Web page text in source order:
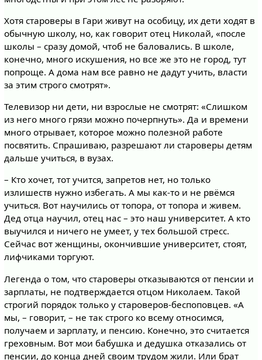
Хотя староверы в Гари живут на особицу, их дети ходят в
обычную школу, но, как говорит отец Николай, «после
школы – сразу домой, чтоб не баловались. В школе,
конечно, много искушения, но все же это не город, тут
попроще. А дома нам все равно не дадут учить, власти
за этим строго смотрят».
Телевизор ни дети, ни взрослые не смотрят: «Слишком
из него много грязи можно почерпнуть». Да и времени
много отрывает, которое можно полезной работе
посвятить. Спрашиваю, разрешают ли староверы детям
дальше учиться, в вузах.
– Кто хочет, тот учится, запретов нет, но только
излишеств нужно избегать. А мы как-то и не рвёмся
учиться. Вот научились от топора, от топора и живем.
Дед отца научил, отец нас – это наш университет. А кто
выучился и ничего не умеет, у тех большой стресс.
Сейчас вот женщины, окончившие университет, стоят,
лифчиками торгуют.
Легенда о том, что староверы отказываются от пенсии и
зарплаты, не подтверждается отцом Николаем. Такой
строгий порядок только у староверов-беспоповцев. «А
мы, – говорит, – не так строго ко всему относимся,
получаем и зарплату, и пенсию. Конечно, это считается
греховным. Вот мои бабушка и дедушка отказались от
пенсии, до конца дней своим трудом жили. Или брат